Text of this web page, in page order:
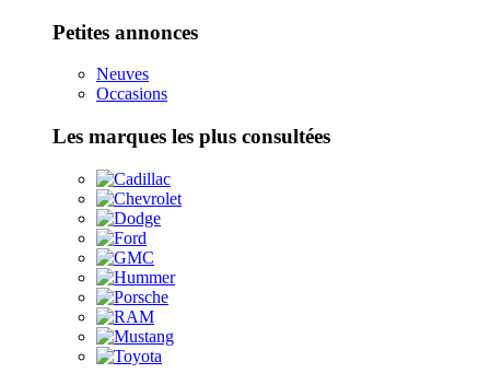
Petites annonces
Neuves
Occasions
Les marques les plus consultées